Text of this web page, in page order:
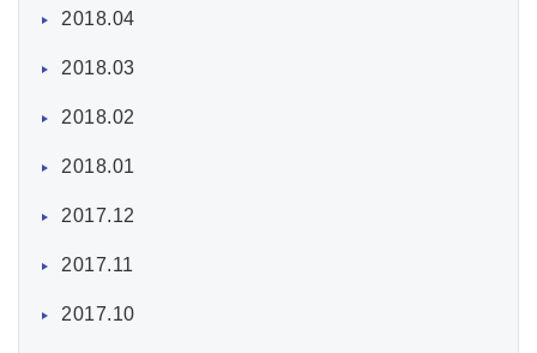
2018.04
2018.03
2018.02
2018.01
2017.12
2017.11
2017.10